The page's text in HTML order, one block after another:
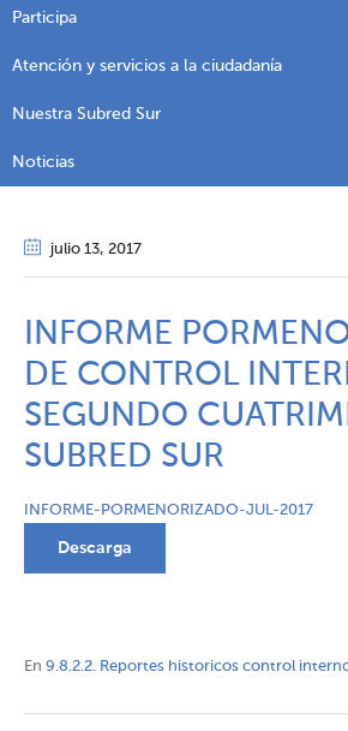
Participa
Atención y servicios a la ciudadanía
Nuestra Subred Sur
Noticias
julio 13, 2017
INFORME
DE CONTROL
SEGUNDO
SUBRED SUR
INFORME-PORMENORIZADO-JUL-2017
Descarga
En 9.8.2.2. Reportes historicos control